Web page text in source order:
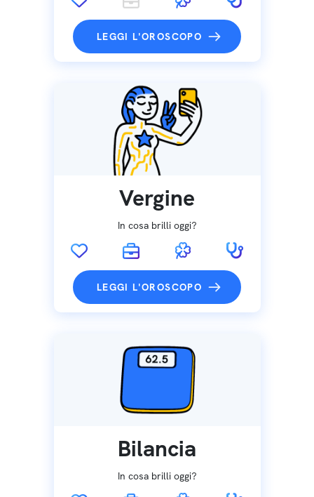
LEGGI L'OROSCOPO
Vergine
In cosa brilli oggi?
LEGGI L'OROSCOPO
Bilancia
In cosa brilli oggi?